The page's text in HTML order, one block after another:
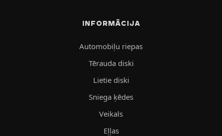
INFORMĀCIJA
Automobiļu riepas
Tērauda diski
Lietie diski
Sniega ķēdes
Veikals
Eļļas